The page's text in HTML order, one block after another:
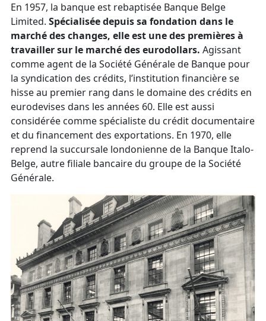
En 1957, la banque est rebaptisée Banque Belge
Limited. Spécialisée depuis sa fondation dans le
marché des changes, elle est une des premières à
travailler sur le marché des eurodollars. Agissant
comme agent de la Société Générale de Banque pour
la syndication des crédits, l’institution financière se
hisse au premier rang dans le domaine des crédits en
eurodevises dans les années 60. Elle est aussi
considérée comme spécialiste du crédit documentaire
et du financement des exportations. En 1970, elle
reprend la succursale londonienne de la Banque Italo-
Belge, autre filiale bancaire du groupe de la Société
Générale.